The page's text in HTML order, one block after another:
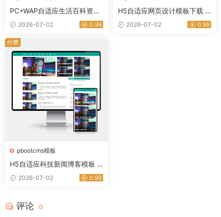
PC+WAP自适应生活百科资讯
网站模板 | PbootCMS网站源
码下载｜星途资源网
2026-07-02 0.99
H5自适应网页设计模板下载 |
PbootCMS IT网络公司网站建
设源码｜星途资源网
2026-07-02 0.99
pbootcms模板
H5自适应科技新闻博客模板 |
PbootCMS财经新闻资讯网站
源码下载｜星途资源网
2026-07-02 0.99
付费
评论 0